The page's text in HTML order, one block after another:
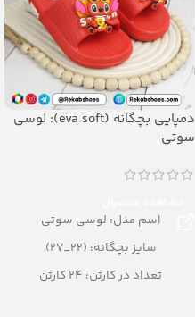
دمپایی بچگانه (eva soft): لوسی
سوتی
اسم مدل: لوسی سوتی
سایز بچگانه: (22_27)
تعداد در کارتن: 24 کارتن